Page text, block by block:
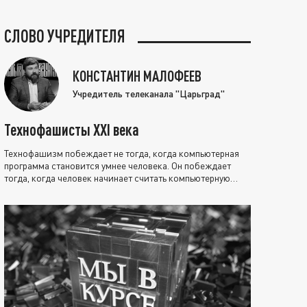
СЛОВО УЧРЕДИТЕЛЯ
КОНСТАНТИН МАЛОФЕЕВ
Учредитель телеканала "Царьград"
Технофашисты XXI века
Технофашизм побеждает не тогда, когда компьютерная
программа становится умнее человека. Он побеждает
тогда, когда человек начинает считать компьютерную